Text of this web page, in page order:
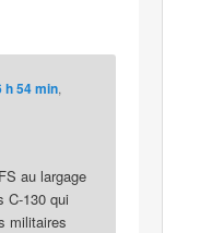
h 54 min,
au largage
C-130 qui
militaires